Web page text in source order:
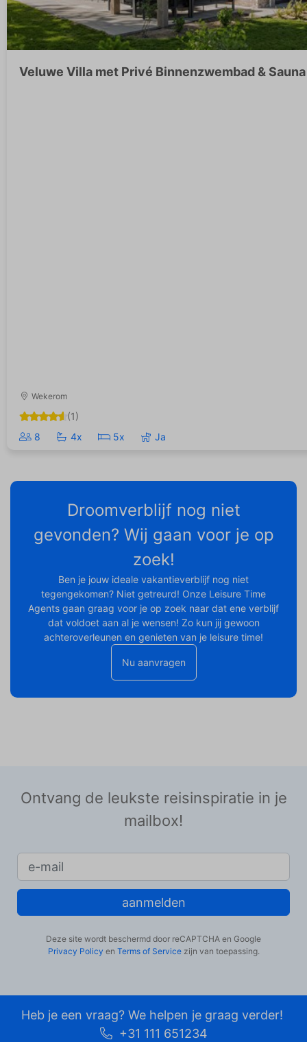
Veluwe Villa met Privé Binnenzwembad &
Wekerom
(1)
8
4x 5x Ja
Droomverblijf nog niet
gevonden? Wij gaan voor je op
zoek!
Ben je jouw ideale vakantieverblijf nog niet
tegengekomen? Niet getreurd! Onze Leisure Time
Agents gaan graag voor je op zoek naar dat ene verblijf
dat voldoet aan al je wensen! Zo kun jij gewoon
achteroverleunen en genieten van je leisure time!
Nu aanvragen
Ontvang de leukste reisinspiratie in je
mailbox!
aanmelden
Deze site wordt beschermd door reCAPTCHA en Google
Privacy Policy en Terms of Servicezijn van toepassing.
Heb je een vraag? We helpen je graag verder!
+31 111 651234